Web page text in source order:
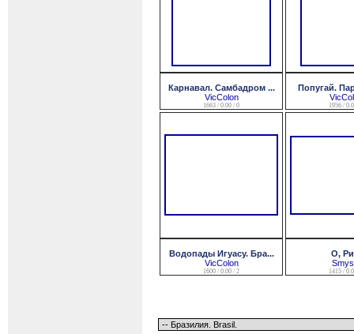
Карнавал. Самбадром ...
VicColon
1663 / 0.00 / 0
Попугай.
1956 /
Водопады Игуасу. Бра...
VicColon
1600 / 0.00 / 2
О,
1415 /